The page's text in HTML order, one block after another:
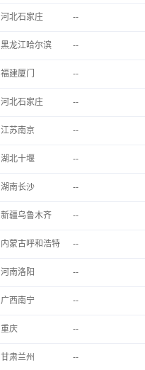
河北石家庄 --
黑龙江哈尔滨 --
福建厦门 --
河北石家庄 --
江苏南京 --
湖北十堰 --
湖南长沙 --
新疆乌鲁木齐 --
内蒙古呼和浩特 --
河南洛阳 --
广西南宁 --
重庆 --
甘肃兰州 --